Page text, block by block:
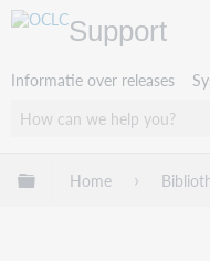
Support
Informatie over releases
Mondiale
Home